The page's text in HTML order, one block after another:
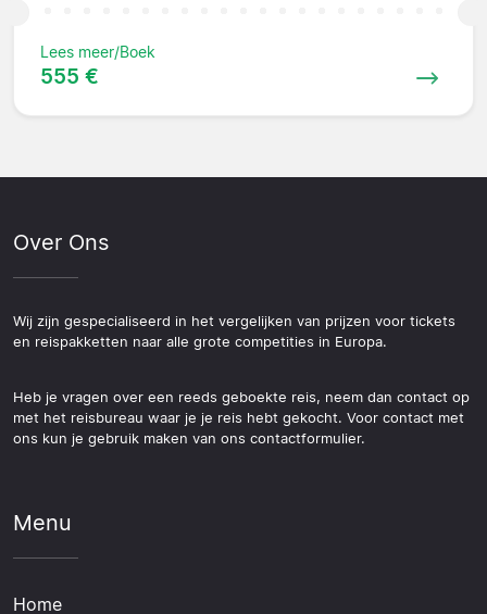
Lees meer/Boek
555 €
Over Ons
Wij zijn gespecialiseerd in het vergelijken van prijzen voor tickets
en reispakketten naar alle grote competities in Europa.
Heb je vragen over een reeds geboekte reis, neem dan contact op
met het reisbureau waar je je reis hebt gekocht. Voor contact met
ons kun je gebruik maken van ons contactformulier.
Menu
Home